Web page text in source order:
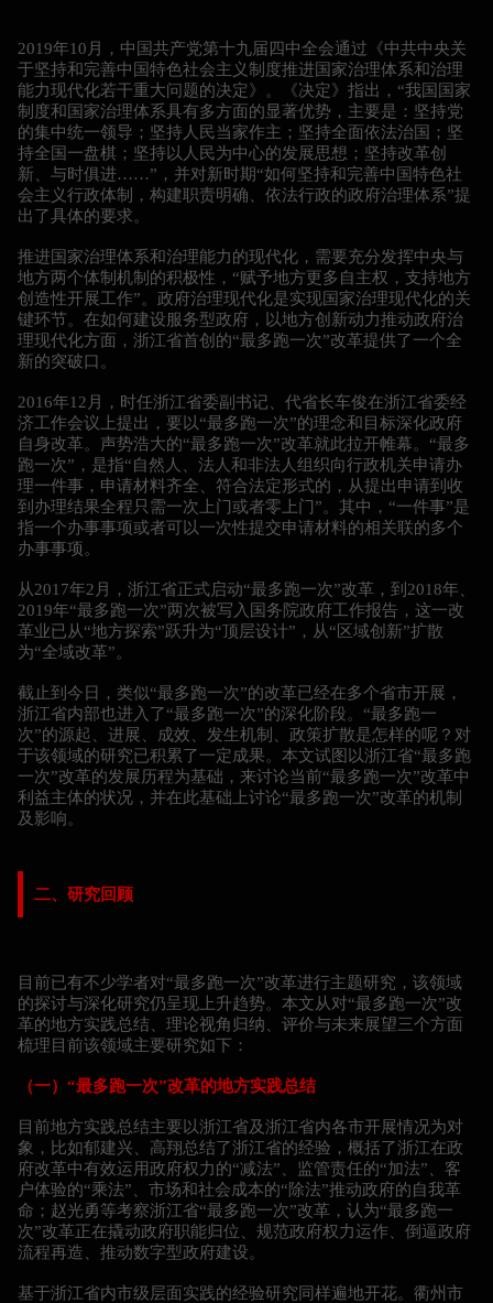
2019年10月，中国共产党第十九届四中全会通过《中共中央关
于坚持和完善中国特色社会主义制度推进国家治理体系和治理
能力现代化若干重大问题的决定》。《决定》指出，“我国国家
制度和国家治理体系具有多方面的显著优势，主要是：坚持党
的集中统一领导；坚持人民当家作主；坚持全面依法治国；坚
持全国一盘棋；坚持以人民为中心的发展思想；坚持改革创
新、与时俱进……”，并对新时期“如何坚持和完善中国特色社
会主义行政体制，构建职责明确、依法行政的政府治理体系”提
出了具体的要求。
推进国家治理体系和治理能力的现代化，需要充分发挥中央与
地方两个体制机制的积极性，“赋予地方更多自主权，支持地方
创造性开展工作”。政府治理现代化是实现国家治理现代化的关
键环节。在如何建设服务型政府，以地方创新动力推动政府治
理现代化方面，浙江省首创的“最多跑一次”改革提供了一个全
新的突破口。
2016年12月，时任浙江省委副书记、代省长车俊在浙江省委经
济工作会议上提出，要以“最多跑一次”的理念和目标深化政府
自身改革。声势浩大的“最多跑一次”改革就此拉开帷幕。“最多
跑一次”，是指“自然人、法人和非法人组织向行政机关申请办
理一件事，申请材料齐全、符合法定形式的，从提出申请到收
到办理结果全程只需一次上门或者零上门”。其中，“一件事”是
指一个办事事项或者可以一次性提交申请材料的相关联的多个
办事事项。
从2017年2月，浙江省正式启动“最多跑一次”改革，到2018年、
2019年“最多跑一次”两次被写入国务院政府工作报告，这一改
革业已从“地方探索”跃升为“顶层设计”，从“区域创新”扩散
为“全域改革”。
截止到今日，类似“最多跑一次”的改革已经在多个省市开展，
浙江省内部也进入了“最多跑一次”的深化阶段。“最多跑一
次”的源起、进展、成效、发生机制、政策扩散是怎样的呢？对
于该领域的研究已积累了一定成果。本文试图以浙江省“最多跑
一次”改革的发展历程为基础，来讨论当前“最多跑一次”改革中
利益主体的状况，并在此基础上讨论“最多跑一次”改革的机制
及影响。
二、研究回顾
目前已有不少学者对“最多跑一次”改革进行主题研究，该领域
的探讨与深化研究仍呈现上升趋势。本文从对“最多跑一次”改
革的地方实践总结、理论视角归纳、评价与未来展望三个方面
梳理目前该领域主要研究如下：
（一）“最多跑一次”改革的地方实践总结
目前地方实践总结主要以浙江省及浙江省内各市开展情况为对
象，比如郁建兴、高翔总结了浙江省的经验，概括了浙江在政
府改革中有效运用政府权力的“减法”、监管责任的“加法”、客
户体验的“乘法”、市场和社会成本的“除法”推动政府的自我革
命；赵光勇等考察浙江省“最多跑一次”改革，认为“最多跑一
次”改革正在撬动政府职能归位、规范政府权力运作、倒逼政府
流程再造、推动数字型政府建设。
基于浙江省内市级层面实践的经验研究同样遍地开花。衢州市